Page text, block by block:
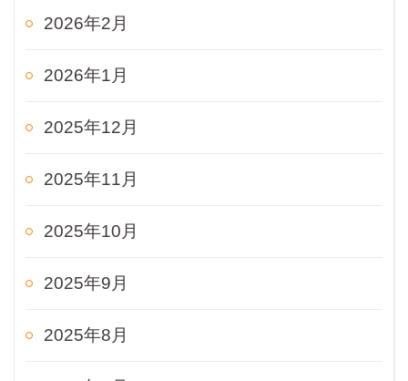
2026年2月
2026年1月
2025年12月
2025年11月
2025年10月
2025年9月
2025年8月